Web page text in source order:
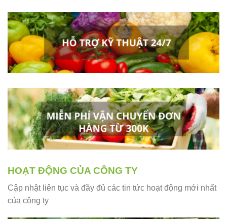
HOẠT ĐỘNG CỦA CÔNG TY
Cập nhật liên tục và đầy đủ các tin tức hoạt động mới nhất
của công ty